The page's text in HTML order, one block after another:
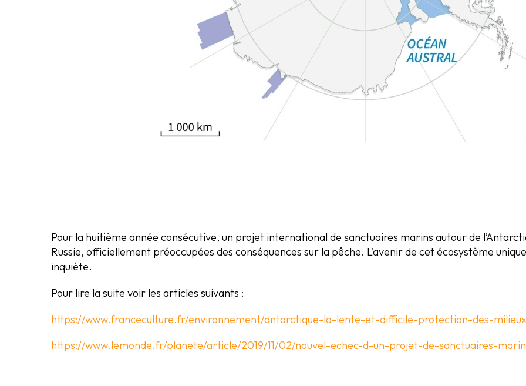
Pour la huitième année consécutive, un projet international de sanctuaires marins autour de
Russie, officiellement préoccupées des conséquences sur la pêche. L’avenir de cet écosystème
inquiète.
Pour lire la suite voir les articles suivants :
https://www.franceculture.fr/environnement/antarctique-la-lente-et-difficile-protection-des-
https://www.lemonde.fr/planete/article/2019/11/02/nouvel-echec-d-un-projet-de-sanctuaires-